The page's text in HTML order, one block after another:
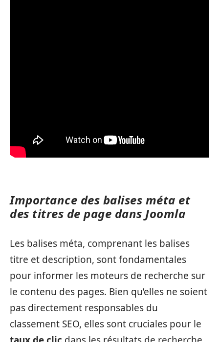
Importance des balises méta et
des titres de page dans Joomla
Les balises méta, comprenant les balises
titre et description, sont fondamentales
pour informer les moteurs de recherche sur
le contenu des pages. Bien qu’elles ne soient
pas directement responsables du
classement SEO, elles sont cruciales pour le